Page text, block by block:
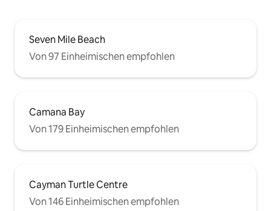
Seven Mile Beach
Von 97 Einheimischen empfohlen
Camana Bay
Von 179 Einheimischen empfohlen
Cayman Turtle Centre
Von 146 Einheimischen empfohlen